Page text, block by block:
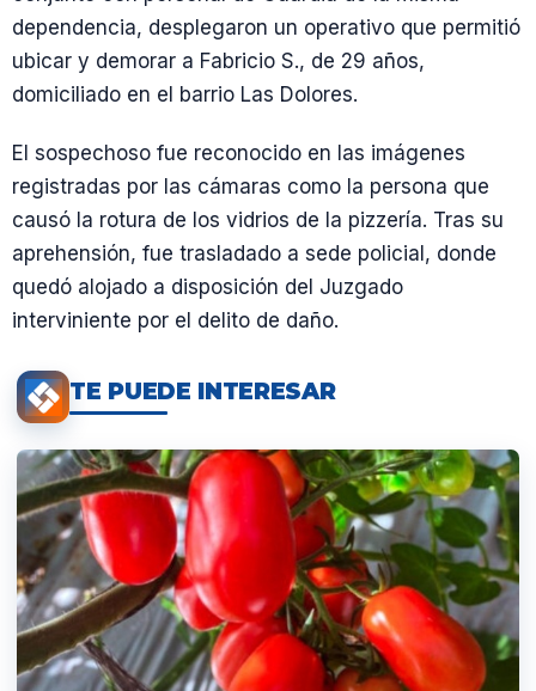
dependencia, desplegaron un operativo que permitió
ubicar y demorar a Fabricio S., de 29 años,
domiciliado en el barrio Las Dolores.
El sospechoso fue reconocido en las imágenes
registradas por las cámaras como la persona que
causó la rotura de los vidrios de la pizzería. Tras su
aprehensión, fue trasladado a sede policial, donde
quedó alojado a disposición del Juzgado
interviniente por el delito de daño.
TE PUEDE INTERESAR